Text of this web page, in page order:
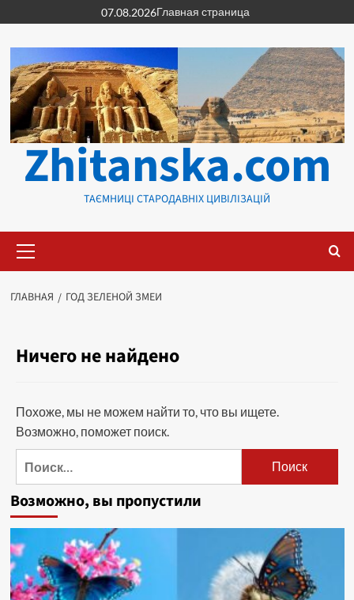
к
содержимому
07.08.2026Главная страница
Zhitanska.com
ТАЄМНИЦІ СТАРОДАВНІХ ЦИВІЛІЗАЦІЙ
меню
ГЛАВНАЯ ГОД ЗЕЛЕНОЙ ЗМЕИ
Ничего не найдено
Похоже, мы не можем найти то, что вы ищете.
Возможно, поможет поиск.
Возможно, вы пропустили